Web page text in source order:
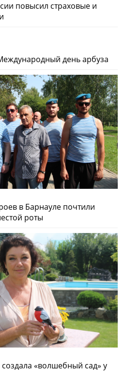
повысил страховые и
день арбуза
в Барнауле почтили
роты
«волшебный сад» у